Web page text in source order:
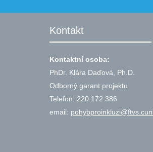
Kontakt
Kontaktní osoba:
PhDr. Klára Daďová, Ph.D.
Odborný garant projektu
Telefon: 220 172 386
email: